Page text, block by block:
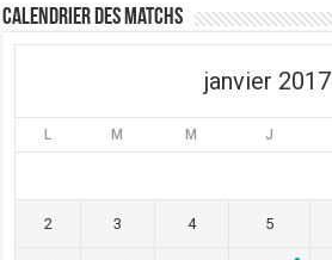
Calendrier des matchs
janvier 2017
L M M J
2 3 4 5